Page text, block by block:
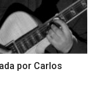
por Carlos